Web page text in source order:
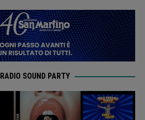
RADIO SOUND PARTY